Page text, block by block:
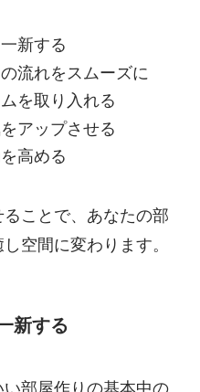
新する
流れをスムーズに
を取り入れる
アップさせる
高める
ことで、あなたの部
空間に変わります。
新する